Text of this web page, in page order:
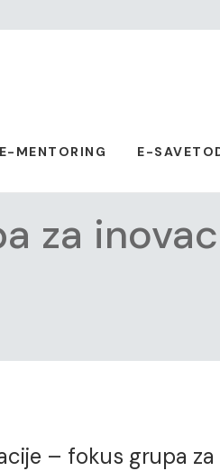
E-MENTORING E-
za
– fokus grupa za